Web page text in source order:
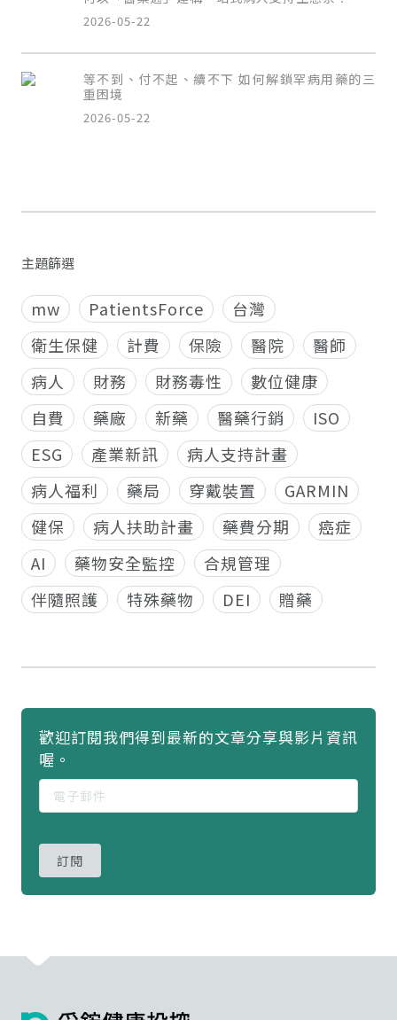
2026-05-22
等不到、付不起、續不下 如何解鎖罕病用藥的三
重困境
2026-05-22
主題篩選
mw PatientsForce
台灣
衛生保健
計費 保險 醫院
醫師
病人
財務 財務毒性
數位健康
自費
藥廠 新藥 醫藥行銷
ISO
ESG
產業新訊
病人支持計畫
病人福利
藥局 穿戴裝置
GARMIN
健保
病人扶助計畫 藥費分期
癌症
AI
藥物安全監控
合規管理
伴隨照護
特殊藥物 DEI 贈藥
歡迎訂閱我們得到最新的文章分享與影片資訊
喔。
訂閱